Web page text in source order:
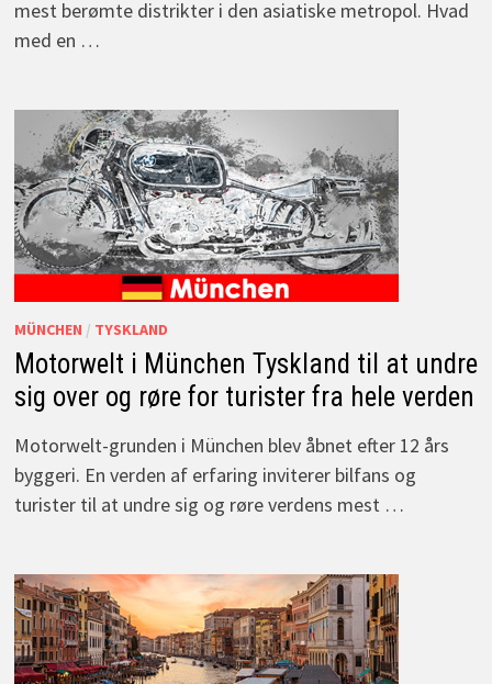
mest berømte distrikter i den asiatiske metropol. Hvad
med en …
MÜNCHEN / TYSKLAND
Motorwelt i München Tyskland til at undre
sig over og røre for turister fra hele verden
Motorwelt-grunden i München blev åbnet efter 12 års
byggeri. En verden af erfaring inviterer bilfans og
turister til at undre sig og røre verdens mest …